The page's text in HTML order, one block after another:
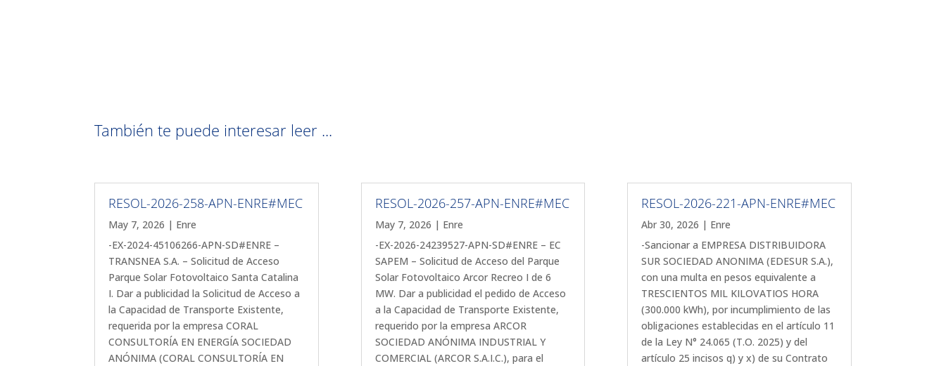
También te puede interesar leer ...
RESOL-2026-258-APN-ENRE#MEC
May 7, 2026 | Enre
-EX-2024-45106266-APN-SD#ENRE –
TRANSNEA S.A. – Solicitud de Acceso
Parque Solar Fotovoltaico Santa Catalina
I. Dar a publicidad la Solicitud de Acceso a
la Capacidad de Transporte Existente,
requerida por la empresa CORAL
CONSULTORÍA EN ENERGÍA SOCIEDAD
ANÓNIMA (CORAL CONSULTORÍA EN
RESOL-2026-257-APN-ENRE#MEC
May 7, 2026 | Enre
-EX-2026-24239527-APN-SD#ENRE – EC
SAPEM – Solicitud de Acceso del Parque
Solar Fotovoltaico Arcor Recreo I de 6
MW. Dar a publicidad el pedido de Acceso
a la Capacidad de Transporte Existente,
requerido por la empresa ARCOR
SOCIEDAD ANÓNIMA INDUSTRIAL Y
COMERCIAL (ARCOR S.A.I.C.), para el
RESOL-2026-221-APN-ENRE#MEC
Abr 30, 2026 | Enre
-Sancionar a EMPRESA DISTRIBUIDORA
SUR SOCIEDAD ANONIMA (EDESUR S.A.),
con una multa en pesos equivalente a
TRESCIENTOS MIL KILOVATIOS HORA
(300.000 kWh), por incumplimiento de las
obligaciones establecidas en el artículo 11
de la Ley N° 24.065 (T.O. 2025) y del
artículo 25 incisos q) y x) de su Contrato